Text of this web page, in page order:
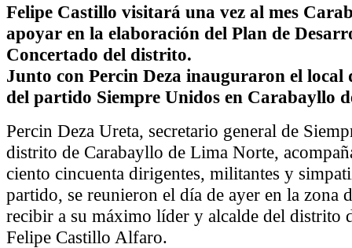
Felipe Castillo visitará una vez al mes
apoyar en la elaboración del Plan de
Concertado del distrito.
Junto con Percin Deza inauguraron el local
del partido Siempre Unidos en Carabayllo
Percin Deza Ureta, secretario general de
distrito de Carabayllo de Lima Norte,
ciento cincuenta dirigentes, militantes y
partido, se reunieron el día de ayer en la zona
recibir a su máximo líder y alcalde del distrito
Felipe Castillo Alfaro.